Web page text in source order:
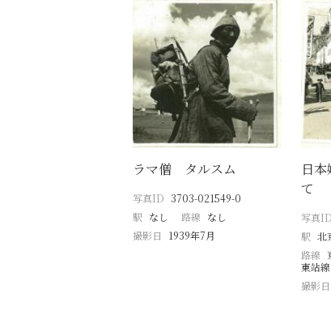
ラマ僧 タルスム
写真ID 3703-021549-0
駅 なし 路線 なし
撮影日
1939年7月
日
て
写真ID
駅 北
路線
東站線
撮影日